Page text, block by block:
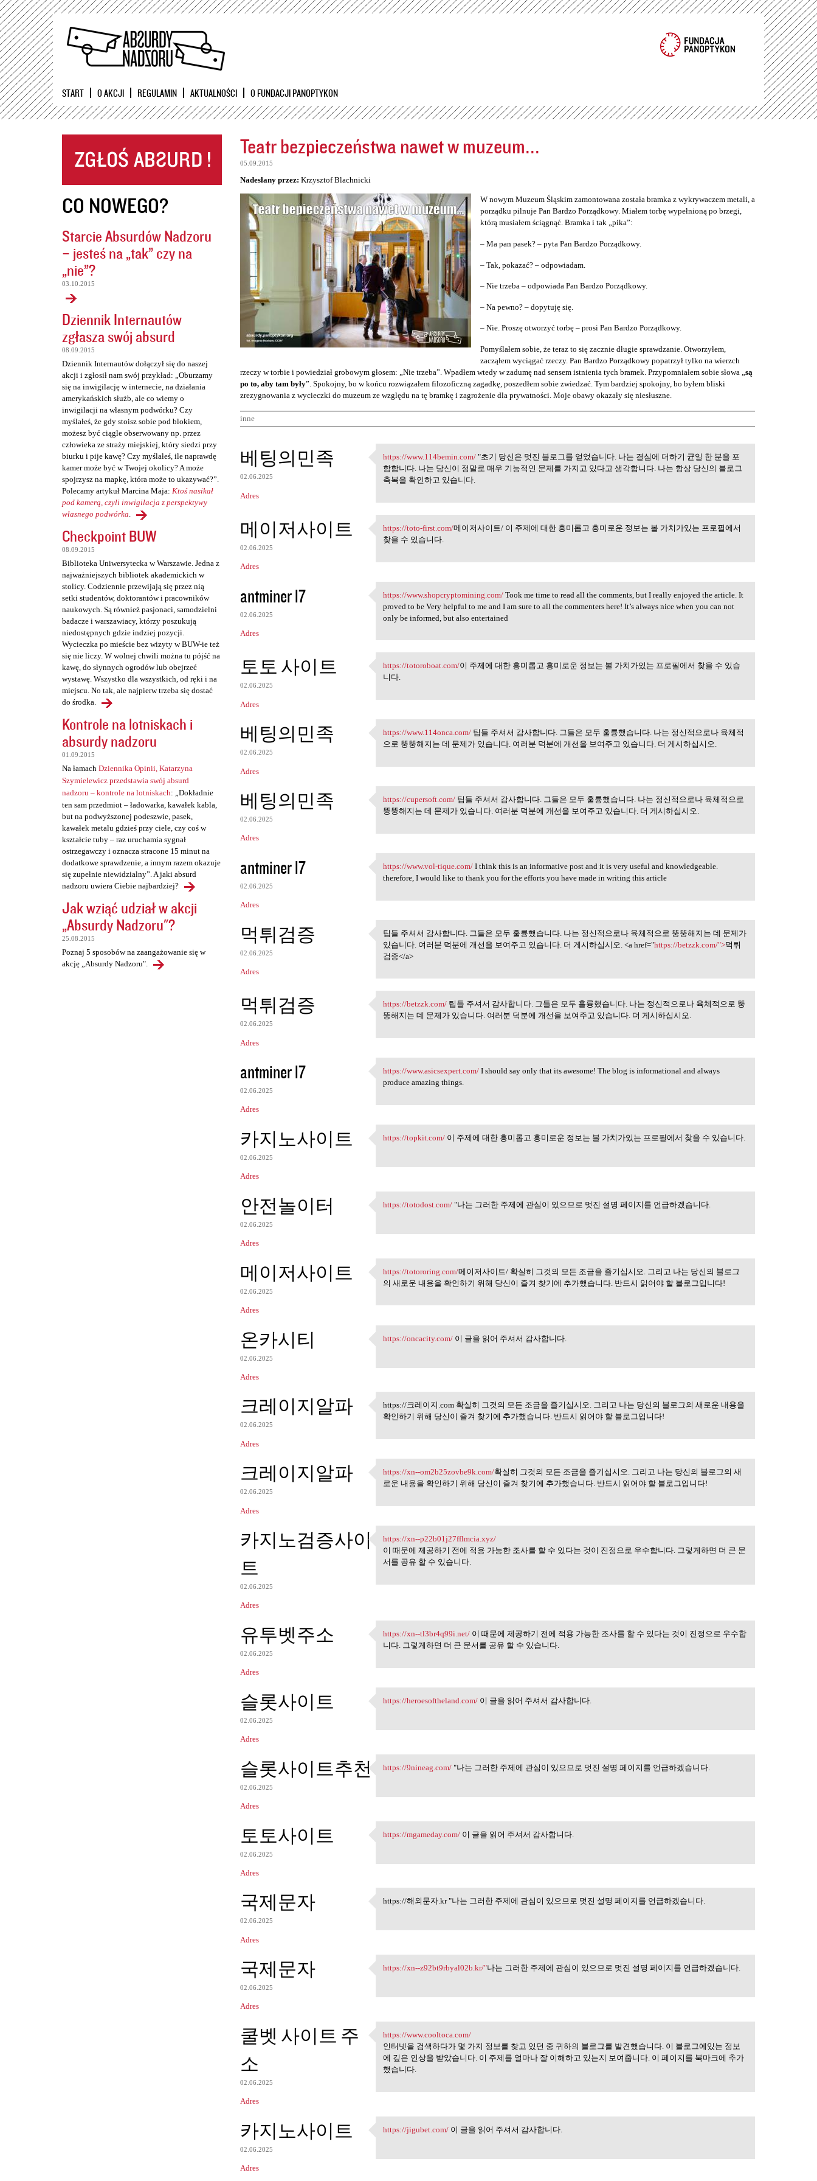
Przejdź
START O AKCJI REGULAMIN AKTUALNOŚCI O FUNDACJI PANOPTYKON
CO NOWEGO?
Starcie Absurdów Nadzoru
– jesteś na „tak” czy na
„nie”?
03.10.2015
Dziennik Internautów
zgłasza swój absurd
08.09.2015
Dziennik Internautów dołączył się do naszej
akcji i zgłosił nam swój przykład: „Oburzamy
się na inwigilację w internecie, na działania
amerykańskich służb, ale co wiemy o
inwigilacji na własnym podwórku? Czy
myślałeś, że gdy stoisz sobie pod blokiem,
możesz być ciągle obserwowany np. przez
człowieka ze straży miejskiej, który siedzi przy
biurku i pije kawę? Czy myślałeś, ile naprawdę
kamer może być w Twojej okolicy? A może
spojrzysz na mapkę, która może to ukazywać?”.
Polecamy artykuł Marcina Maja: Ktoś nasikał
pod kamerą, czyli inwigilacja z perspektywy
własnego podwórka.
Checkpoint BUW
08.09.2015
Biblioteka Uniwersytecka w Warszawie. Jedna z
najważniejszych bibliotek akademickich w
stolicy. Codziennie przewijają się przez nią
setki studentów, doktorantów i pracowników
naukowych. Są również pasjonaci, samodzielni
badacze i warszawiacy, którzy poszukują
niedostępnych gdzie indziej pozycji.
Wycieczka po mieście bez wizyty w BUW-ie też
się nie liczy. W wolnej chwili można tu pójść na
kawę, do słynnych ogrodów lub obejrzeć
wystawę. Wszystko dla wszystkich, od ręki i na
miejscu. No tak, ale najpierw trzeba się dostać
do środka.
Kontrole na lotniskach i
absurdy nadzoru
01.09.2015
Na łamach Dziennika Opinii, Katarzyna
Szymielewicz przedstawia swój absurd
nadzoru – kontrole na lotniskach: „Dokładnie
ten sam przedmiot – ładowarka, kawałek kabla,
but na podwyższonej podeszwie, pasek,
kawałek metalu gdzieś przy ciele, czy coś w
kształcie tuby – raz uruchamia sygnał
ostrzegawczy i oznacza stracone 15 minut na
dodatkowe sprawdzenie, a innym razem okazuje
się zupełnie niewidzialny”. A jaki absurd
nadzoru uwiera Ciebie najbardziej?
Jak wziąć udział w akcji
„Absurdy Nadzoru"?
25.08.2015
Poznaj 5 sposobów na zaangażowanie się w
akcję „Absurdy Nadzoru".
Teatr bezpieczeństwa nawet w muzeum...
05.09.2015
Nadesłany przez: Krzysztof Blachnicki
W nowym Muzeum Śląskim zamontowana została bramka z wykrywaczem metali, a
porządku pilnuje Pan Bardzo Porządkowy. Miałem torbę wypełnioną po brzegi,
którą musiałem ściągnąć. Bramka i tak „pika”:
– Ma pan pasek? – pyta Pan Bardzo Porządkowy.
– Tak, pokazać? – odpowiadam.
– Nie trzeba – odpowiada Pan Bardzo Porządkowy.
– Na pewno? – dopytuję się.
– Nie. Proszę otworzyć torbę – prosi Pan Bardzo Porządkowy.
Pomyślałem sobie, że teraz to się zacznie długie sprawdzanie. Otworzyłem,
zacząłem wyciągać rzeczy. Pan Bardzo Porządkowy popatrzył tylko na wierzch
rzeczy w torbie i powiedział grobowym głosem: „Nie trzeba”. Wpadłem wtedy w zadumę nad sensem istnienia tych bramek. Przypomniałem sobie słowa „ są
po to, aby tam były”. Spokojny, bo w końcu rozwiązałem filozoficzną zagadkę, poszedłem sobie zwiedzać. Tym bardziej spokojny, bo byłem bliski
zrezygnowania z wycieczki do muzeum ze względu na tę bramkę i zagrożenie dla prywatności. Moje obawy okazały się niesłuszne.
inne
K
o
m
e
n
t
a
r
e
베팅의민족
02.06.2025
Adres
https://www.114bemin.com/ "초기
https://www.114bemin.com/ "초기 당신은 멋진 블로그를 얻었습니다. 나는 결심에 더하기 균일 한 분을 포
함합니다. 나는 당신이 정말로 매우 기능적인 문제를 가지고 있다고 생각합니다. 나는 항상 당신의 블로그
축복을 확인하고 있습니다.
메이저사이트
02.06.2025
Adres
https://toto-first.com/메이저사이트
https://toto-first.com/메이저사이트/ 이 주제에 대한 흥미롭고 흥미로운 정보는 볼 가치가있는 프로필에서
찾을 수 있습니다.
antminer l7
02.06.2025
Adres
https://www.shopcryptomining
https://www.shopcryptomining.com/ Took me time to read all the comments, but I really enjoyed the article. It
proved to be Very helpful to me and I am sure to all the commenters here! It’s always nice when you can not
only be informed, but also entertained
토토 사이트
02.06.2025
Adres
https://totoroboat.com/이 주제에
https://totoroboat.com/이 주제에 대한 흥미롭고 흥미로운 정보는 볼 가치가있는 프로필에서 찾을 수 있습
니다.
베팅의민족
02.06.2025
Adres
https://www.114onca.com/ 팁들
https://www.114onca.com/ 팁들 주셔서 감사합니다. 그들은 모두 훌륭했습니다. 나는 정신적으로나 육체적
으로 뚱뚱해지는 데 문제가 있습니다. 여러분 덕분에 개선을 보여주고 있습니다. 더 게시하십시오.
베팅의민족
02.06.2025
Adres
https://cupersoft.com/ 팁들 주셔서
https://cupersoft.com/ 팁들 주셔서 감사합니다. 그들은 모두 훌륭했습니다. 나는 정신적으로나 육체적으로
뚱뚱해지는 데 문제가 있습니다. 여러분 덕분에 개선을 보여주고 있습니다. 더 게시하십시오.
antminer l7
02.06.2025
Adres
https://www.vol-tique.com/ I
https://www.vol-tique.com/ I think this is an informative post and it is very useful and knowledgeable.
therefore, I would like to thank you for the efforts you have made in writing this article
먹튀검증
02.06.2025
Adres
팁들 주셔서 감사합니다. 그들은 모두 훌륭했습니다.
팁들 주셔서 감사합니다. 그들은 모두 훌륭했습니다. 나는 정신적으로나 육체적으로 뚱뚱해지는 데 문제가
있습니다. 여러분 덕분에 개선을 보여주고 있습니다. 더 게시하십시오. <a href="https://betzzk.com/">먹튀
검증</a>
먹튀검증
02.06.2025
Adres
https://betzzk.com/ 팁들 주셔서
https://betzzk.com/ 팁들 주셔서 감사합니다. 그들은 모두 훌륭했습니다. 나는 정신적으로나 육체적으로 뚱
뚱해지는 데 문제가 있습니다. 여러분 덕분에 개선을 보여주고 있습니다. 더 게시하십시오.
antminer l7
02.06.2025
Adres
https://www.asicsexpert.com/
https://www.asicsexpert.com/ I should say only that its awesome! The blog is informational and always
produce amazing things.
카지노사이트
02.06.2025
Adres
https://topkit.com/ 이 주제에 대한
https://topkit.com/ 이 주제에 대한 흥미롭고 흥미로운 정보는 볼 가치가있는 프로필에서 찾을 수 있습니다.
안전놀이터
02.06.2025
Adres
https://totodost.com/ "나는 그러한
https://totodost.com/ "나는 그러한 주제에 관심이 있으므로 멋진 설명 페이지를 언급하겠습니다.
메이저사이트
02.06.2025
Adres
https://totororing.com/메이저사이트
https://totororing.com/메이저사이트/ 확실히 그것의 모든 조금을 즐기십시오. 그리고 나는 당신의 블로그
의 새로운 내용을 확인하기 위해 당신이 즐겨 찾기에 추가했습니다. 반드시 읽어야 할 블로그입니다!
온카시티
02.06.2025
Adres
https://oncacity.com/ 이 글을 읽어
https://oncacity.com/ 이 글을 읽어 주셔서 감사합니다.
크레이지알파
02.06.2025
Adres
https://크레이지.com 확실히 그것의 모든
https://크레이지.com 확실히 그것의 모든 조금을 즐기십시오. 그리고 나는 당신의 블로그의 새로운 내용을
확인하기 위해 당신이 즐겨 찾기에 추가했습니다. 반드시 읽어야 할 블로그입니다!
크레이지알파
02.06.2025
Adres
https://xn--om2b25zovbe9k.com
https://xn--om2b25zovbe9k.com/확실히 그것의 모든 조금을 즐기십시오. 그리고 나는 당신의 블로그의 새
로운 내용을 확인하기 위해 당신이 즐겨 찾기에 추가했습니다. 반드시 읽어야 할 블로그입니다!
카지노검증사이
트
02.06.2025
Adres
https://xn--p22b01j27fflmcia
https://xn--p22b01j27fflmcia.xyz/
이 때문에 제공하기 전에 적용 가능한 조사를 할 수 있다는 것이 진정으로 우수합니다. 그렇게하면 더 큰 문
서를 공유 할 수 있습니다.
유투벳주소
02.06.2025
Adres
https://xn--tl3br4q99i.net/ 이
https://xn--tl3br4q99i.net/ 이 때문에 제공하기 전에 적용 가능한 조사를 할 수 있다는 것이 진정으로 우수합
니다. 그렇게하면 더 큰 문서를 공유 할 수 있습니다.
슬롯사이트
02.06.2025
Adres
https://heroesoftheland.com/
https://heroesoftheland.com/ 이 글을 읽어 주셔서 감사합니다.
슬롯사이트추천
02.06.2025
Adres
https://9nineag.com/ "나는 그러한
https://9nineag.com/ "나는 그러한 주제에 관심이 있으므로 멋진 설명 페이지를 언급하겠습니다.
토토사이트
02.06.2025
Adres
https://mgameday.com/ 이 글을 읽어
https://mgameday.com/ 이 글을 읽어 주셔서 감사합니다.
국제문자
02.06.2025
Adres
https://해외문자.kr "나는 그러한 주제에
https://해외문자.kr "나는 그러한 주제에 관심이 있으므로 멋진 설명 페이지를 언급하겠습니다.
국제문자
02.06.2025
Adres
https://xn--z92bt9rbyal02b.kr
https://xn--z92bt9rbyal02b.kr/"나는 그러한 주제에 관심이 있으므로 멋진 설명 페이지를 언급하겠습니다.
쿨벳 사이트 주
소
02.06.2025
Adres
https://www.cooltoca.com/
https://www.cooltoca.com/
인터넷을 검색하다가 몇 가지 정보를 찾고 있던 중 귀하의 블로그를 발견했습니다. 이 블로그에있는 정보
에 깊은 인상을 받았습니다. 이 주제를 얼마나 잘 이해하고 있는지 보여줍니다. 이 페이지를 북마크에 추가
했습니다.
카지노사이트
02.06.2025
Adres
https://jigubet.com/ 이 글을 읽어
https://jigubet.com/ 이 글을 읽어 주셔서 감사합니다.